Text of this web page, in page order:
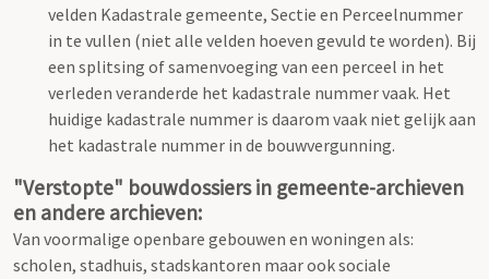
velden Kadastrale gemeente, Sectie en Perceelnummer
in te vullen (niet alle velden hoeven gevuld te worden). Bij
een splitsing of samenvoeging van een perceel in het
verleden veranderde het kadastrale nummer vaak. Het
huidige kadastrale nummer is daarom vaak niet gelijk aan
het kadastrale nummer in de bouwvergunning.
"Verstopte" bouwdossiers in gemeente-archieven
en andere archieven:
Van voormalige openbare gebouwen en woningen als:
scholen, stadhuis, stadskantoren maar ook sociale